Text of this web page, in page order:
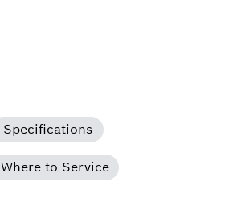
Specifications
Where to Service